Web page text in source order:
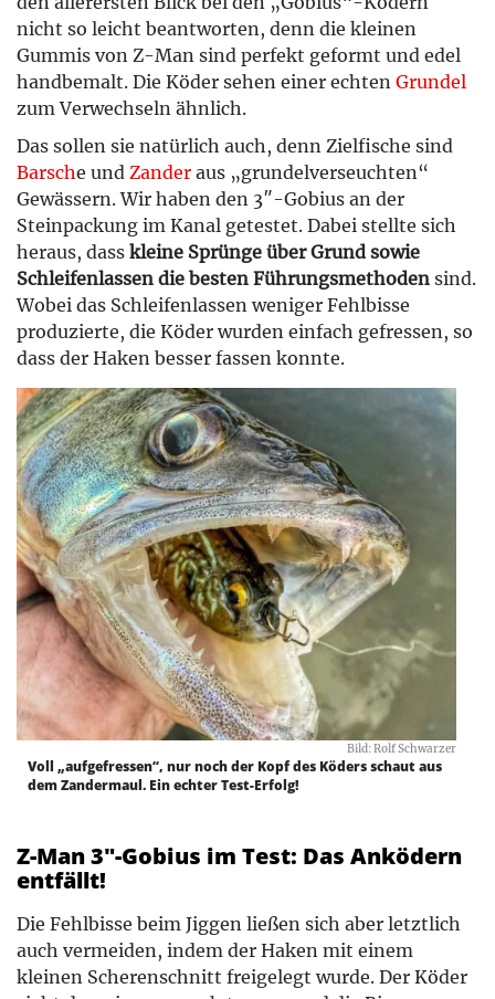
nicht so leicht beantworten, denn die kleinen
Gummis von Z-Man sind perfekt geformt und edel
handbemalt. Die Köder sehen einer echten Grundel
zum Verwechseln ähnlich.
Das sollen sie natürlich auch, denn Zielfische sind
Barsche und Zander aus „grundelverseuchten“
Gewässern. Wir haben den 3″-Gobius an der
Steinpackung im Kanal getestet. Dabei stellte sich
heraus, dass kleine Sprünge über Grund sowie
Schleifenlassen die besten Führungsmethoden sind.
Wobei das Schleifenlassen weniger Fehlbisse
produzierte, die Köder wurden einfach gefressen, so
dass der Haken besser fassen konnte.
Bild: Rolf Schwarzer
Voll „aufgefressen“, nur noch der Kopf des Köders schaut aus
dem Zandermaul. Ein echter Test-Erfolg!
Z-Man 3″-Gobius im Test: Das Anködern
entfällt!
Die Fehlbisse beim Jiggen ließen sich aber letztlich
auch vermeiden, indem der Haken mit einem
kleinen Scherenschnitt freigelegt wurde. Der Köder